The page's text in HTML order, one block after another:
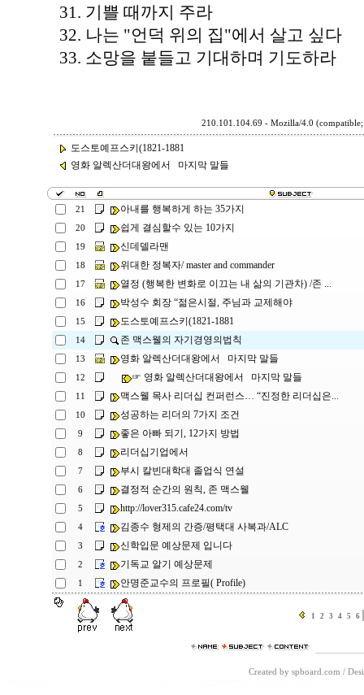
31. 기쁠 때까지 주라
32. 나는 "언덕 위의 집"에서 살고 싶다
33. 소망을 붙들고 기대하며 기도하라
210.101.104.69 - Mozilla/4.0
도스토예프스키(1821-1881
영화 알렉산더대왕에서 마지막 말들
21 아내를 행복하게 하는 35가지
20 쉽게 결심할수 있는 10가지
19 신데델라맨
18 위대한 정복자/ master and commander
17 열정 (행복한 변화로 이끄는 내 삶의 기관차) /존 ...
16 박성수 회장 “젊은시절, 주님과 교제해야
15 도스토예프스키(1821-1881
14 존 맥스웰의 자기경영의법칙
13 영화 알렉산더대왕에서 마지막 말들
12 ☞ 영화 알렉산더대왕에서 마지막 말들
11 맥스웰 목사 리더십 컨퍼런스… “진정한 리더십은...
10 성공하는 리더의 7가지 조건
9 좋은 아빠 되기, 12가지 방법
8 리더십기업에서
7 부시 칼빈대학대 졸업식 연설
6 결정적 순간의 원칙, 존 맥스웰
5 http://lover315.cafe24.com/tv
4 김종수 형제의 간증/평택대 사복과/ALC
3 신학입문 예상문제 입니다
2 기독교 알기 예상문제
1 안명준교수의 프로필( Profile)
1 2 3 4 5 6
Created by spboard.com /